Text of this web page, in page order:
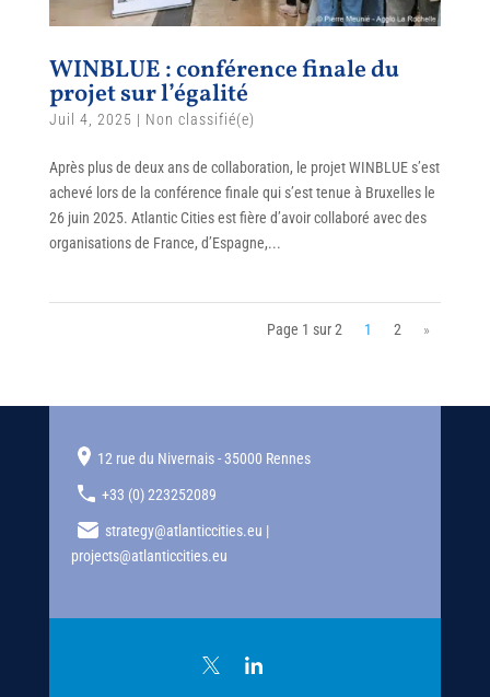
WINBLUE : conférence finale du
projet sur l’égalité
Juil 4, 2025 | Non classifié(e)
Après plus de deux ans de collaboration, le projet WINBLUE s’est
achevé lors de la conférence finale qui s’est tenue à Bruxelles le
26 juin 2025. Atlantic Cities est fière d’avoir collaboré avec des
organisations de France, d’Espagne,...
Page 1 sur 2 1 2 »
12 rue du Nivernais - 35000 Rennes
+33 (0) 223252089
strategy@atlanticcities.eu |
projects@atlanticcities.eu